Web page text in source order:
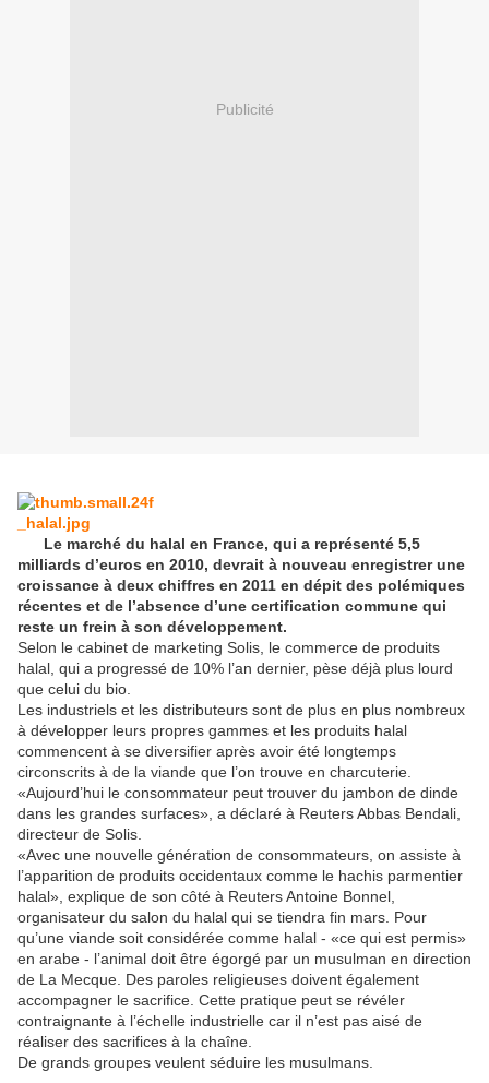
Publicité
Le marché du halal en France, qui a représenté 5,5
milliards d’euros en 2010, devrait à nouveau enregistrer une
croissance à deux chiffres en 2011 en dépit des polémiques
récentes et de l’absence d’une certification commune qui
reste un frein à son développement.
Selon le cabinet de marketing Solis, le commerce de produits
halal, qui a progressé de 10% l’an dernier, pèse déjà plus lourd
que celui du bio.
Les industriels et les distributeurs sont de plus en plus nombreux
à développer leurs propres gammes et les produits halal
commencent à se diversifier après avoir été longtemps
circonscrits à de la viande que l’on trouve en charcuterie.
«Aujourd’hui le consommateur peut trouver du jambon de dinde
dans les grandes surfaces», a déclaré à Reuters Abbas Bendali,
directeur de Solis.
«Avec une nouvelle génération de consommateurs, on assiste à
l’apparition de produits occidentaux comme le hachis parmentier
halal», explique de son côté à Reuters Antoine Bonnel,
organisateur du salon du halal qui se tiendra fin mars. Pour
qu’une viande soit considérée comme halal - «ce qui est permis»
en arabe - l’animal doit être égorgé par un musulman en direction
de La Mecque. Des paroles religieuses doivent également
accompagner le sacrifice. Cette pratique peut se révéler
contraignante à l’échelle industrielle car il n’est pas aisé de
réaliser des sacrifices à la chaîne.
De grands groupes veulent séduire les musulmans.